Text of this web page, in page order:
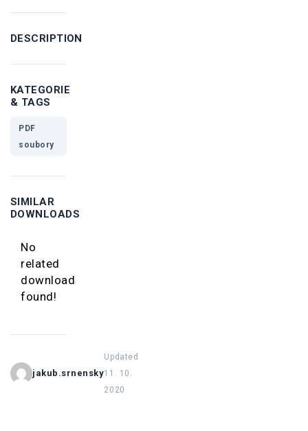
DESCRIPTION
KATEGORIE
& TAGS
PDF
soubory
SIMILAR
DOWNLOADS
No
related
download
found!
jakub.srnensky
Updated
11. 10.
2020